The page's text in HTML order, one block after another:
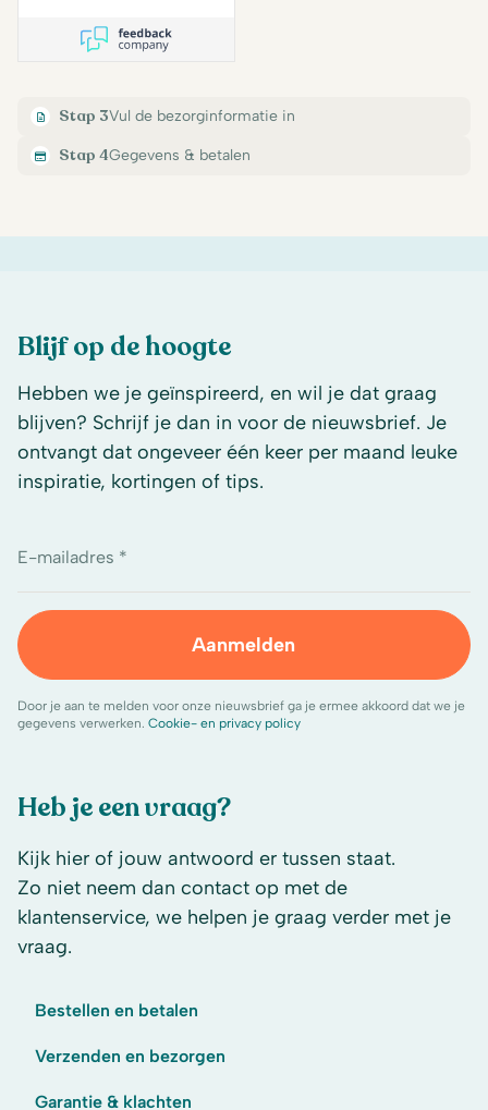
Stap 3Vul de bezorginformatie in
Stap 4Gegevens & betalen
Heb je een vraag?
Kijk hier of jouw antwoord er tussen staat.
Zo niet neem dan contact op met de
klantenservice, we helpen je graag verder met je
vraag.
Bestellen en betalen
Verzenden en bezorgen
Garantie & klachten
Blijf op de hoogte
Hebben we je geïnspireerd, en wil je dat graag
blijven? Schrijf je dan in voor de nieuwsbrief. Je
ontvangt dat ongeveer één keer per maand leuke
inspiratie, kortingen of tips.
E-mailadres *
Aanmelden
Door je aan te melden voor onze nieuwsbrief ga je ermee akkoord dat we je
gegevens verwerken. Cookie- en privacy policy